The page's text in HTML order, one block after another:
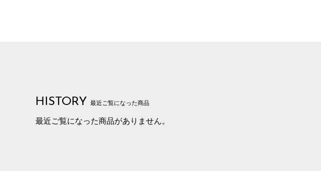
HISTORY 最近ご覧になった商品
最近ご覧になった商品がありません。